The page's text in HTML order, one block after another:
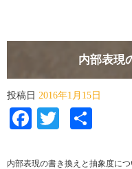
内部表現
投稿日 2016年1月15日
Facebook
Twitter
内部表現の書き換えと抽象度に